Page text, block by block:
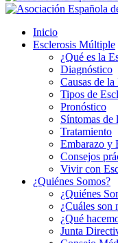
Inicio
Esclerosis Múltiple
¿Qué es la
Diagnóstico
Causas de
Tipos de
Pronóstico
Síntomas
Tratamiento
Embarazo y
Consejos
Vivir con
¿Quiénes Somos?
¿Quiénes
¿Cuáles son
¿Qué
Junta